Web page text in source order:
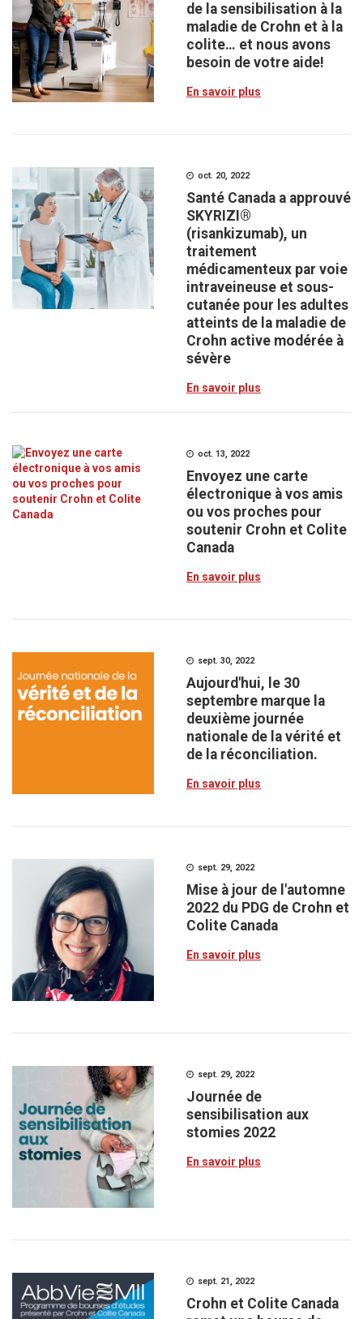
de la sensibilisation à la
maladie de Crohn et à la
colite… et nous avons
besoin de votre aide!
En savoir plus
oct. 20, 2022
Santé Canada a approuvé
SKYRIZI®
(risankizumab), un
traitement
médicamenteux par voie
intraveineuse et sous-
cutanée pour les adultes
atteints de la maladie de
Crohn active modérée à
sévère
En savoir plus
oct. 13, 2022
Envoyez une carte
électronique à vos amis
ou vos proches pour
soutenir Crohn et Colite
Canada
En savoir plus
sept. 30, 2022
Aujourd'hui, le 30
septembre marque la
deuxième journée
nationale de la vérité et
de la réconciliation.
En savoir plus
sept. 29, 2022
Mise à jour de l'automne
2022 du PDG de Crohn et
Colite Canada
En savoir plus
sept. 29, 2022
Journée de
sensibilisation aux
stomies 2022
En savoir plus
sept. 21, 2022
Crohn et Colite Canada